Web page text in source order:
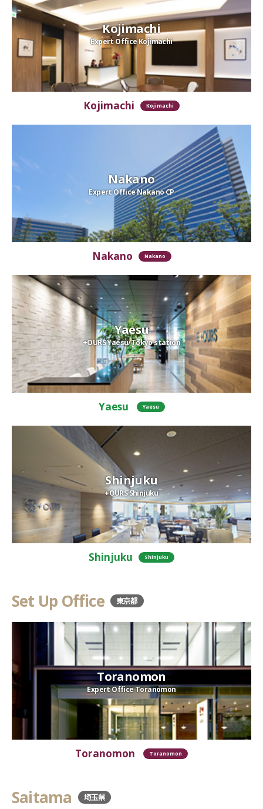
Kojimachi
Expert Office Kojimachi
Kojimachi Kojimachi
Nakano
Expert Office Nakano CP
Nakano Nakano
Yaesu
+OURS Yaesu/Tokyo station
Yaesu Yaesu
Shinjuku
+OURS Shinjuku
Shinjuku Shinjuku
Set Up Office 東京都
Toranomon
Expert Office Toranomon
Toranomon Toranomon
Saitama 埼玉県